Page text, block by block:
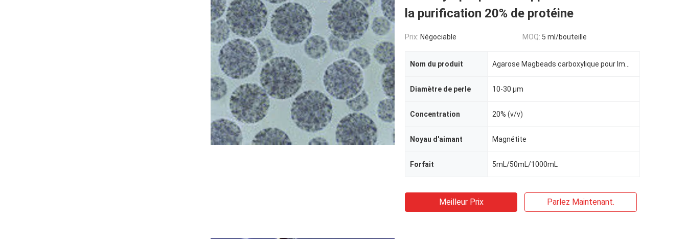
la purification 20% de protéine
Prix: Négociable MOQ: 5 ml/bouteille
Nom du produit
Diamètre de perle 10-30 μm
Concentration 20% (v/v)
Noyau d'aimant Magnétite
Forfait 5mL/50mL/1000mL
Meilleur Prix Parlez Maintenant.